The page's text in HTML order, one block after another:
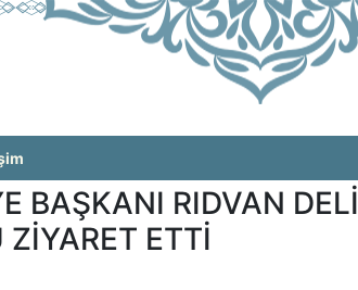
BAŞKANI RIDVAN DELİ
ETTİ